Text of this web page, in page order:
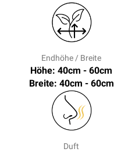
Endhöhe / Breite
Höhe: 40cm - 60cm
Breite: 40cm - 60cm
Duft